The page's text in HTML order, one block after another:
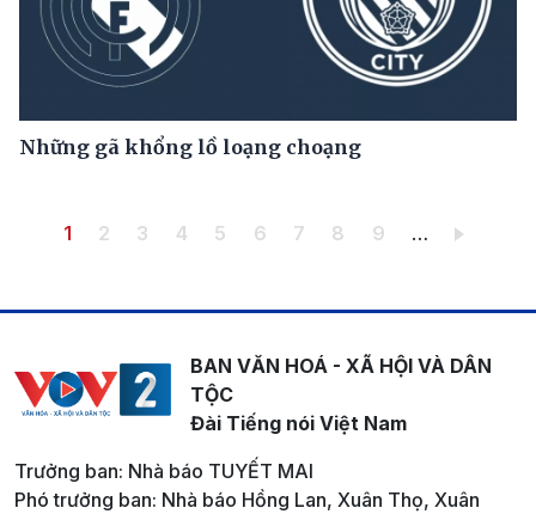
Những gã khổng lồ loạng choạng
Pagination
Trang hiện thời
1 Trang
2 Trang
3 Trang
4 Trang
5 Trang
6 Trang
7 Trang
8 Trang
9 …
BAN VĂN HOÁ - XÃ HỘI VÀ DÂN
TỘC
Đài Tiếng nói Việt Nam
Trưởng ban: Nhà báo TUYẾT MAI
Phó trưởng ban: Nhà báo Hồng Lan, Xuân Thọ, Xuân